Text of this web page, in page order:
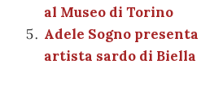
al Museo di Torino
Adele Sogno
artista sardo di Biella